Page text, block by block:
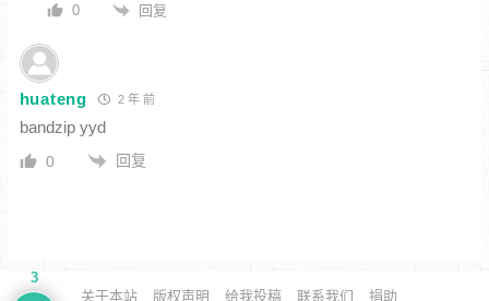
0 回复
huateng 2 年 前
bandzip yyd
0 回复
关于本站 版权声明 给我投稿 联系我们 捐助
3